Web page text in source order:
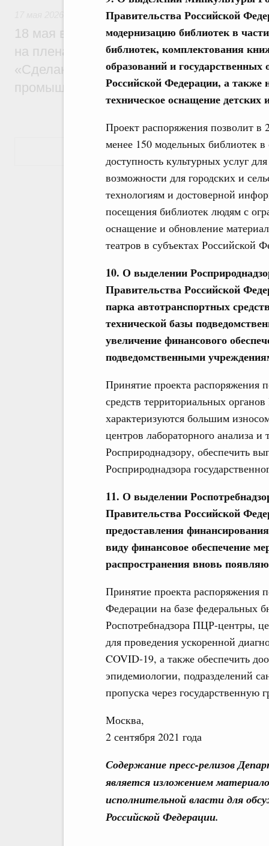
Правительства Российской
модернизацию библиотек в
библиотек, комплектования
образований и
Российской Федерации, а также
техническое оснащение
Проект распоряжения позволит в
менее 150 модельных библиотек
доступность культурных услуг
возможности для городских и
технологиям и достоверной
посещения библиотек людям с
оснащение и обновление
театров в субъектах Российской
10. О выделении
Правительства Российской
парка автотранспортных
технической базы
увеличение финансового
подведомственными
Принятие проекта распоряжения
средств территориальных
характеризуются большим
центров лабораторного анализа
Росприроднадзору, обеспечить
Росприроднадзора
11. О выделении
Правительства Российской
предоставления
виду финансовое обеспечение
распространения вновь
Принятие проекта распоряжения
Федерации на базе федеральных
Роспотребнадзора ПЦР-центры,
для проведения ускоренной
COVID-19, а также обеспечить
эпидемиологии, подразделений
пропуска через государственную
Москва,
2 сентября 2021 года
Содержание пресс-релизов
является изложением
исполнительной власти для
Российской Федерации.
18 мая в Нижнем Новгороде Михаил
на пленарной сессии 11-й конференции
«Сделано в России: цифровая
промышленности»
Показать еще